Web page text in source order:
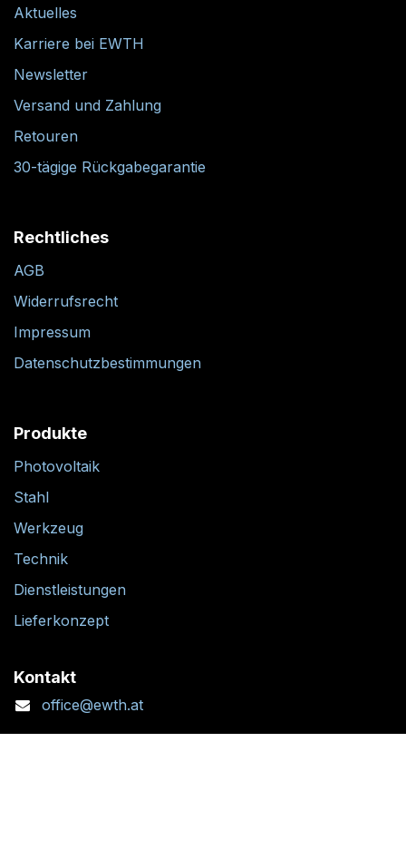
Aktuelles
Karriere bei EWTH
Newsletter
Versand und Zahlung
Retouren
30-tägige Rückgabegarantie
Rechtliches
AGB
Widerrufsrecht
Impressum
Datenschutzbestimmungen
Produkte
Photovoltaik
Stahl
Werkzeug
Technik
Dienstleistungen
Lieferkonzept
Kontakt
office@ewth.at